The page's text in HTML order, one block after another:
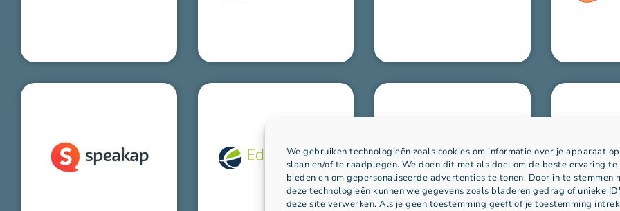
We gebruiken technologieën zoals cookies om informatie over je apparaat
slaan en/of te raadplegen. We doen dit met als doel om de beste ervaring te
bieden en om gepersonaliseerde advertenties te tonen. Door in te stemmen
deze technologieën kunnen we gegevens zoals bladeren gedrag of unieke
deze site verwerken. Als je geen toestemming geeft of je toestemming